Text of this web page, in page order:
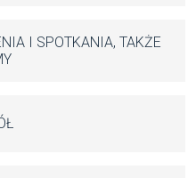
I SPOTKANIA, TAKŻE